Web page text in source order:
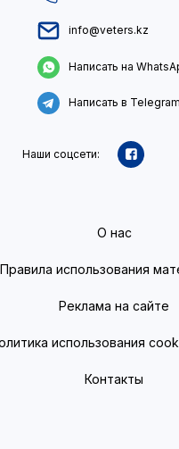
info@veters.kz
Написать на
Написать в Telegram
Наши соцсети:
О нас
Правила использования
Реклама на сайте
использования
Контакты